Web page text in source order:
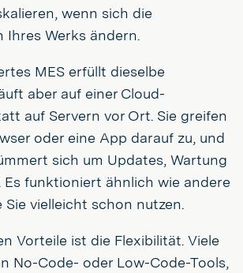
wenn sich die
Ihres Werks ändern.
MES erfüllt dieselbe
aber auf einer Cloud-
auf Servern vor Ort. Sie greifen
oder eine App darauf zu, und
sich um Updates, Wartung
Es funktioniert ähnlich wie andere
Sie vielleicht schon nutzen.
Vorteile ist die Flexibilität. Viele
No-Code- oder Low-Code-Tools,